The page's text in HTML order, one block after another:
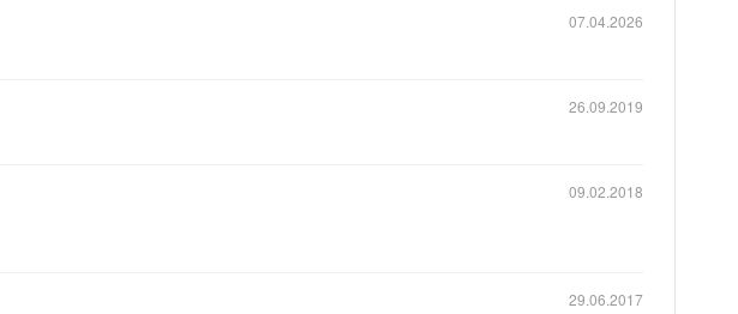
07.04.2026
26.09.2019
09.02.2018
29.06.2017